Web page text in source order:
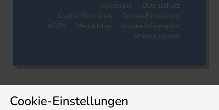
Impressum
Datenschutz
Cookie-Richtlinien
Cookie-Einstellung
AGB's
Mediadaten
Kundeninformation
Widerrufsrecht
Cookie-Einstellungen